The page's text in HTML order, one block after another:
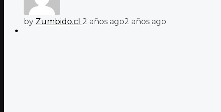
by Zumbido.cl 2 años ago2 años ago